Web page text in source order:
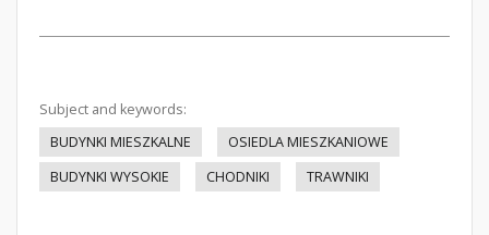
Subject and keywords:
BUDYNKI MIESZKALNE
OSIEDLA MIESZKANIOWE
BUDYNKI WYSOKIE
CHODNIKI TRAWNIKI